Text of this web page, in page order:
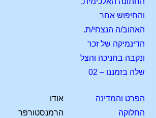
והחיפוש אחר
האהוב/ה הנצחי/ת.
הדינמיקה של זכר
ונקבה בחניכה והצל
שלה בזמננו – 02
הפרט והמדינה
החלוקה
אודו
הרמנסטורפר